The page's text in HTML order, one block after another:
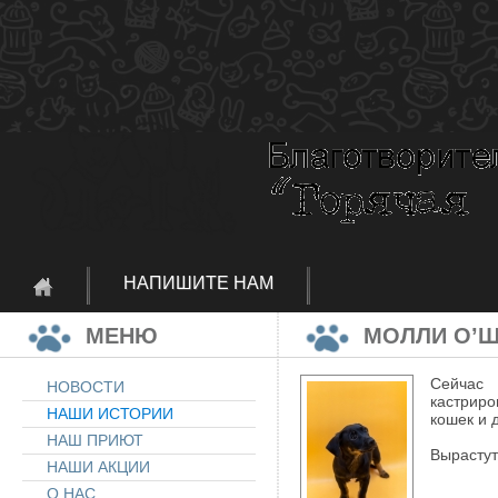
НАПИШИТЕ НАМ
МЕНЮ
НОВОСТИ
НАШИ ИСТОРИИ
НАШ ПРИЮТ
НАШИ АКЦИИ
О НАС
МОЛЛИ
Сейчас
кошек и